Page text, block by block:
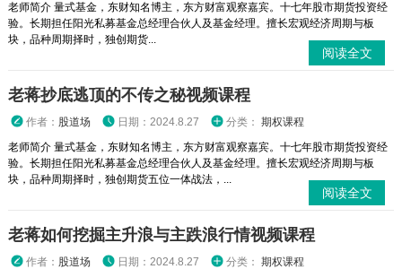
老师简介 量式基金，东财知名博主，东方财富观察嘉宾。十七年股市期货投资经
验。长期担任阳光私募基金总经理合伙人及基金经理。擅长宏观经济周期与板
块，品种周期择时，独创期货...
阅读全文
老蒋抄底逃顶的不传之秘视频课程
作者： 股道场 日期：2024.8.27 分类： 期权课程
老师简介 量式基金，东财知名博主，东方财富观察嘉宾。十七年股市期货投资经
验。长期担任阳光私募基金总经理合伙人及基金经理。擅长宏观经济周期与板
块，品种周期择时，独创期货五位一体战法，...
阅读全文
老蒋如何挖掘主升浪与主跌浪行情视频课程
作者： 股道场 日期：2024.8.27 分类： 期权课程